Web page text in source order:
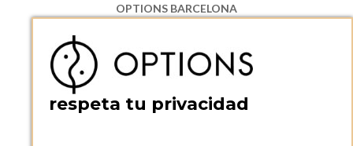
OPTIONS BARCELONA
08130 Santa Perpetua de Moguda, Barcelona
ESPAñA
Teléfono:
+34 935 724 041
OPTIONS BARCELONA SHOWROOM
respeta tu privacidad